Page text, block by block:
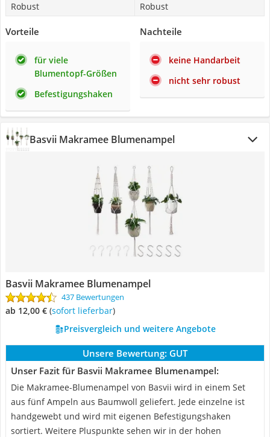
Robust
Robust
Vorteile
für viele
Blumentopf-Größen
Befestigungshaken
Nachteile
keine Handarbeit
nicht sehr robust
Basvii Makramee Blumenampel
Basvii Makramee Blumenampel
437 Bewertungen
ab 12,00 € ( Sofort lieferbar)
Preisvergleich und weitere Angebote
Unsere Bewertung: GUT
Unser Fazit für Basvii Makramee Blumenampel:
Die Makramee-Blumenampel von Basvii wird in einem Set
aus fünf Ampeln aus Baumwoll geliefert. Jede einzelne ist
handgewebt und wird mit eigenen Befestigungshaken
sortiert. Weitere Pluspunkte sehen wir in der hohen